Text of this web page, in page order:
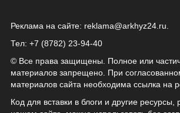
Реклама на сайте: reklama@arkhyz24.ru
Тел: +7 (8782) 23‑94‑40
© Все права защищены. Полное или
материалов запрещено. При
материалов сайта необходима ссылка на
Код для вставки в блоги и другие